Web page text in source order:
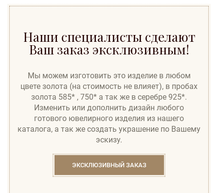
Наши специалисты сделают
Ваш заказ эксклюзивным!
Мы можем изготовить это изделие в любом
цвете золота (на стоимость не влияет), в пробах
золота 585* , 750* а так же в серебре 925*.
Изменить или дополнить дизайн любого
готового ювелирного изделия из нашего
каталога, а так же создать украшение по Вашему
эскизу.
ЭКСКЛЮЗИВНЫЙ ЗАКАЗ